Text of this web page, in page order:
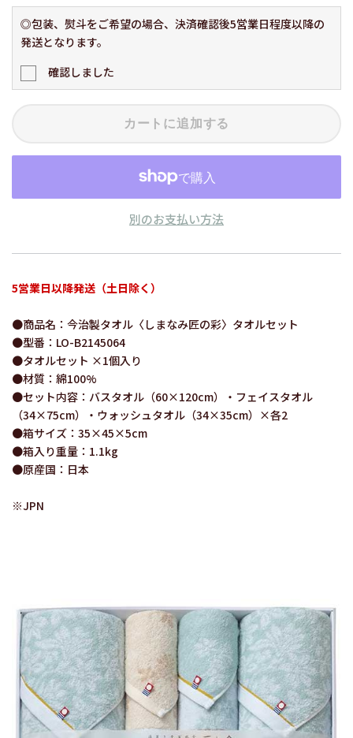
◎包装、熨斗をご希望の場合、決済確認後5営業日程度以降の
発送となります。
確認しました
カートに追加する
別のお支払い方法
5営業日以降発送（土日除く）
●商品名：今治製タオル〈しまなみ匠の彩〉タオルセット
●型番：LO-B2145064
●タオルセット ×1個入り
●材質：綿100%
●セット内容：バスタオル（60×120cm）・フェイスタオル
（34×75cm）・ウォッシュタオル（34×35cm）×各2
●箱サイズ：35×45×5cm
●箱入り重量：1.1kg
●原産国：日本
※JPN